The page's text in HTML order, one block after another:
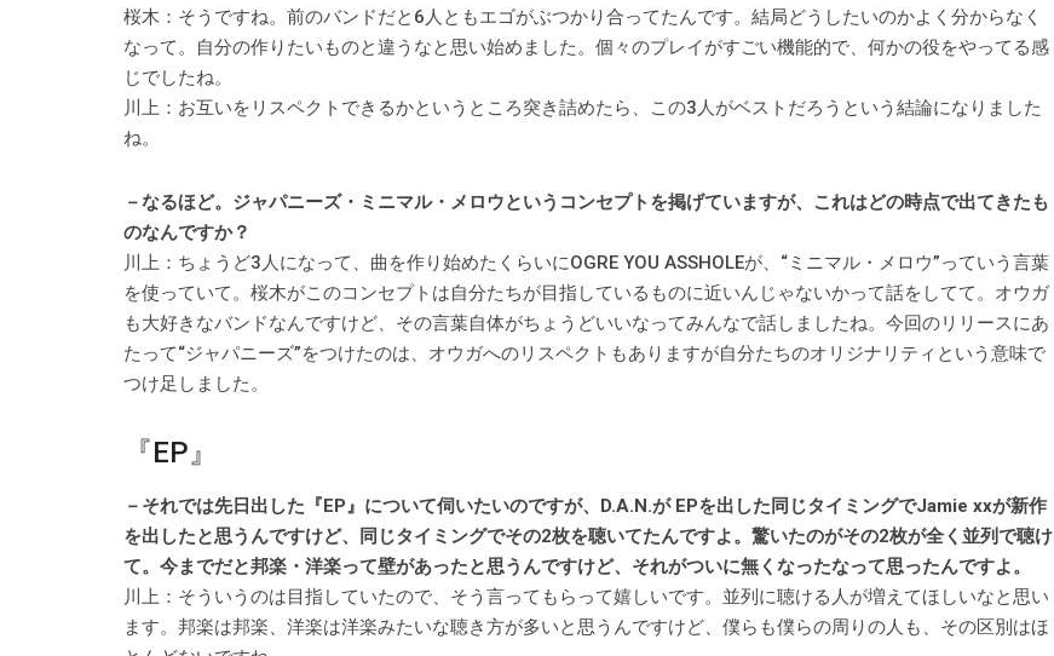
桜木：そうですね。前のバンドだと6人ともエゴがぶつかり合ってたんです。結局どうしたいのかよく分からなく
なって。自分の作りたいものと違うなと思い始めました。個々のプレイがすごい機能的で、何かの役をやってる感
じでしたね。
川上：お互いをリスペクトできるかというところ突き詰めたら、この3人がベストだろうという結論になりました
ね。
－なるほど。ジャパニーズ・ミニマル・メロウというコンセプトを掲げていますが、これはどの時点で出てきたも
のなんですか？
川上：ちょうど3人になって、曲を作り始めたくらいにOGRE YOU ASSHOLEが、“ミニマル・メロウ”っていう言葉
を使っていて。桜木がこのコンセプトは自分たちが目指しているものに近いんじゃないかって話をしてて。オウガ
も大好きなバンドなんですけど、その言葉自体がちょうどいいなってみんなで話しましたね。今回のリリースにあ
たって“ジャパニーズ”をつけたのは、オウガへのリスペクトもありますが自分たちのオリジナリティという意味で
つけ足しました。
『EP』
－それでは先日出した『EP』について伺いたいのですが、D.A.N.が EPを出した同じタイミングでJamie xxが新作
を出したと思うんですけど、同じタイミングでその2枚を聴いてたんですよ。驚いたのがその2枚が全く並列で聴け
て。今までだと邦楽・洋楽って壁があったと思うんですけど、それがついに無くなったなって思ったんですよ。
川上：そういうのは目指していたので、そう言ってもらって嬉しいです。並列に聴ける人が増えてほしいなと思い
ます。邦楽は邦楽、洋楽は洋楽みたいな聴き方が多いと思うんですけど、僕らも僕らの周りの人も、その区別はほ